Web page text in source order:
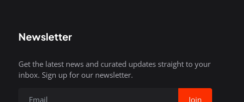
Newsletter
Get the latest news and curated updates straight to your
inbox. Sign up for our newsletter.
Join